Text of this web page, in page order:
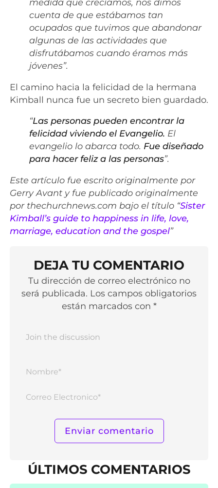
cuenta de que estábamos tan
ocupados que tuvimos que abandonar
algunas de las actividades que
disfrutábamos cuando éramos más
jóvenes”.
El camino hacia la felicidad de la hermana
Kimball nunca fue un secreto bien guardado.
“Las personas pueden encontrar la
felicidad viviendo el Evangelio. El
evangelio lo abarca todo. Fue diseñado
para hacer feliz a las personas”.
Este artículo fue escrito originalmente por
Gerry Avant y fue publicado originalmente
por thechurchnews.com bajo el título “Sister
Kimball’s guide to happiness in life, love,
marriage, education and the gospel”
DEJA TU COMENTARIO
Tu dirección de correo electrónico no
será publicada. Los campos obligatorios
están marcados con *
ÚLTIMOS COMENTARIOS